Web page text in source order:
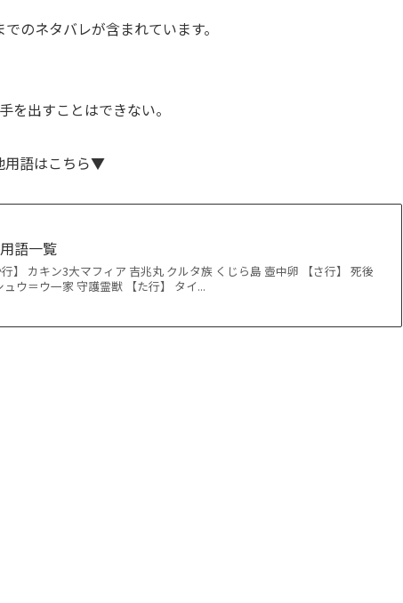
のネタバレが含まれています。
を出すことはできない。
語はこちら▼
語一覧
行】 カキン3大マフィア 吉兆丸 クルタ族 くじら島 壺中卵 【さ行】 死後
ウ＝ウ一家 守護霊獣 【た行】 タイ...